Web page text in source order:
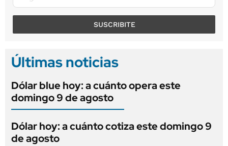
SUSCRIBITE
Últimas noticias
Dólar blue hoy: a cuánto opera este
domingo 9 de agosto
Dólar hoy: a cuánto cotiza este domingo 9
de agosto